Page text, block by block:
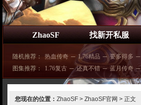
ZhaoSF 找新开私服
随机推荐： 热血传奇 ─ 1.76精品 ─ 要多得多 ─
图集推荐：
1.76复古 ─ 还真不错 ─ 蓝月传奇 ─
您现在的位置： ZhaoSF > ZhaoSF官网 > 正文